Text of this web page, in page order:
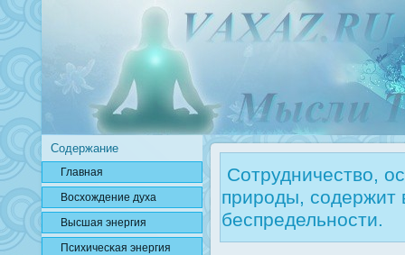
Содержание
Главная
Вοсхождение духа
Высшая энергия
Психичесκая энергия
Сотрудничество,
природы, содержит
беспредельности.